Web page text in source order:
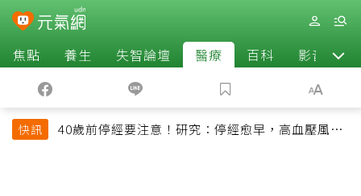
焦點 養生 失智論壇 醫療 百科 影音
快訊
40歲前停經要注意！研究：停經愈早，高血壓風險